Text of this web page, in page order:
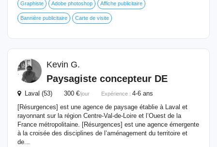
Graphiste Adobe photoshop Affiche publicitaire
Bannière publicitaire Carte de visite
Kevin G.
Paysagiste concepteur DE
Laval (53) 300 €/jour Expérience : 4-6 ans
[Résurgences] est une agence de paysage établie à Laval et
rayonnant sur la région Centre-Val-de-Loire et l’Ouest de la
France métropolitaine. [Résurgences] est une agence émergente
à la croisée des disciplines de l’aménagement du territoire et
de...